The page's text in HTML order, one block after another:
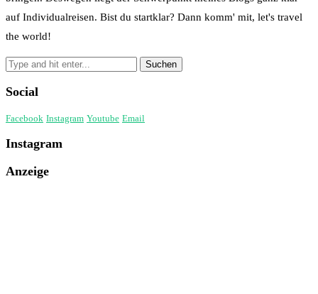
auf Individualreisen. Bist du startklar? Dann komm' mit, let's travel
the world!
Social
Facebook Instagram Youtube Email
Instagram
Anzeige